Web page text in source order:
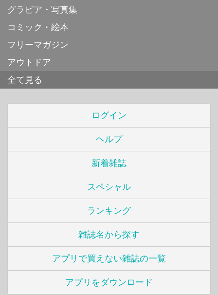
グラビア・写真集
コミック・絵本
フリーマガジン
アウトドア
全て見る
ログイン
ヘルプ
新着雑誌
スペシャル
ランキング
雑誌名から探す
アプリで買えない雑誌の一覧
アプリをダウンロード